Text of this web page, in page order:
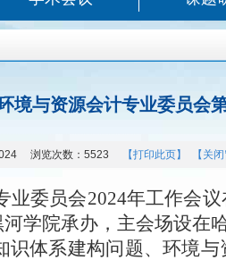
境与资源会计专业委员会
浏览次数： 5523 【打印此页】 【关
委员会2024年工作会
学院承办，主会场设在
体系建构问题、环境